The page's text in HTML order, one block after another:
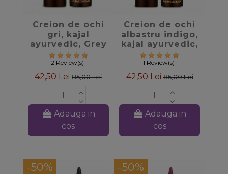
favorite_border
Creion de ochi
gri, kajal
ayurvedic, Grey
Glow Soultree
2 Review(s)
42,50 Lei85,00 Lei
Adauga in
cos
favorite_border
Creion de ochi
albastru indigo,
kajal ayurvedic,
Indigo Soultree
1 Review(s)
42,50 Lei85,00 Lei
Adauga in
cos
-50% -50%